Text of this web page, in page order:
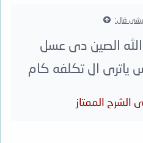
قال:
الصين دى عسل
ياترى ال تكلفه كام
الشرح الممتاز